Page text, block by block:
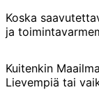
Koska
ja
Kuitenkin
Lievempiä tai